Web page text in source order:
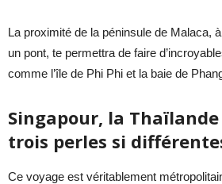
La proximité de la péninsule de Malaca,
un pont, te permettra de faire
comme l’île de Phi Phi et la baie de
Singapour, la
trois perles si
Ce voyage est véritablement